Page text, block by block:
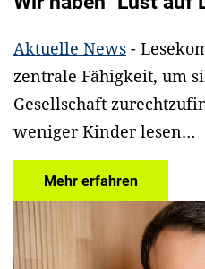
Aktuelle News -
zentrale Fähigkeit, um
Gesellschaft
weniger Kinder lesen…
Mehr erfahren